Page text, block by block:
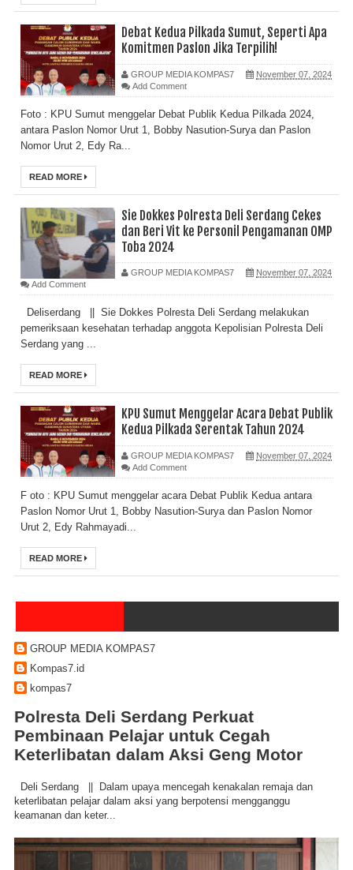
Debat Kedua Pilkada Sumut, Seperti Apa
Komitmen Paslon Jika Terpilih!
GROUP MEDIA KOMPAS7
November 07, 2024
Add Comment
Foto : KPU Sumut menggelar Debat Publik Kedua Pilkada 2024,
antara Paslon Nomor Urut 1, Bobby Nasution-Surya dan Paslon
Nomor Urut 2, Edy Ra...
READ MORE
Sie Dokkes Polresta Deli Serdang Cekes
dan Beri Vit ke Personil Pengamanan OMP
Toba 2024
GROUP MEDIA KOMPAS7
November 07, 2024
Add Comment
Deliserdang || Sie Dokkes Polresta Deli Serdang melakukan
pemeriksaan kesehatan terhadap anggota Kepolisian Polresta Deli
Serdang yang ...
READ MORE
KPU Sumut Menggelar Acara Debat Publik
Kedua Pilkada Serentak Tahun 2024
GROUP MEDIA KOMPAS7
November 07, 2024
Add Comment
F oto : KPU Sumut menggelar acara Debat Publik Kedua antara
Paslon Nomor Urut 1, Bobby Nasution-Surya dan Paslon Nomor
Urut 2, Edy Rahmayadi...
READ MORE
GROUP MEDIA KOMPAS7
Kompas7.id
kompas7
Polresta Deli Serdang Perkuat
Pembinaan Pelajar untuk Cegah
Keterlibatan dalam Aksi Geng Motor
Deli Serdang || Dalam upaya mencegah kenakalan remaja dan
keterlibatan pelajar dalam aksi yang berpotensi mengganggu
keamanan dan keter...